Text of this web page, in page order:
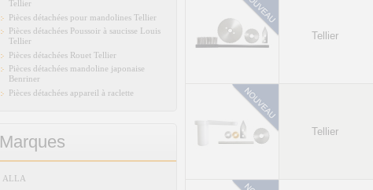
Tellier
Pièces détachées pour mandolines Tellier
Pièces détachées Poussoir à saucisse Louis
Tellier
Pièces détachées Rouet Tellier
Pièces détachées mandoline japonaise
Benriner
Pièces détachées appareil à raclette
Marques
ALLA
Tellier
Tellier